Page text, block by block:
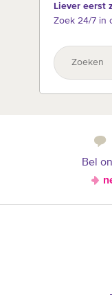
Liever eerst
Zoek 24/7 in
Bel